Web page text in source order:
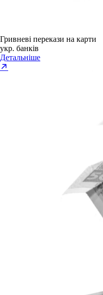
Гривневі перекази на карти
укр. банків
Детальніше